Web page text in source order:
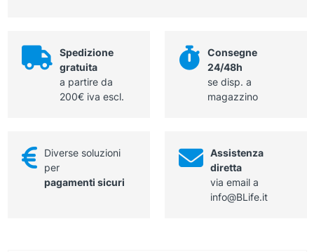
x
cm
circa
Spedizione
gratuita
a partire da
200€ iva escl.
Consegne
24/48h
se disp. a
magazzino
Diverse soluzioni
per
pagamenti sicuri
Assistenza
diretta
via email a
info@BLife.it